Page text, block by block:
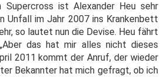
Supercross ist Alexander Heu sehr
Unfall im Jahr 2007 ins Krankenbett
so lautet nun die Devise. Heu fährt
das hat mir alles nicht dieses
2011 kommt der Anruf, der wieder
Bekannter hat mich gefragt, ob ich